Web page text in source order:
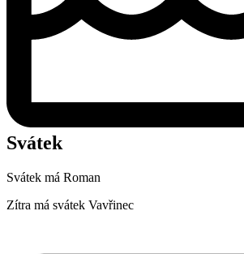
Svátek
Svátek má Roman
Zítra má svátek Vavřinec